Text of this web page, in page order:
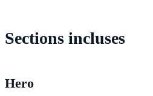
Sections incluses
Hero